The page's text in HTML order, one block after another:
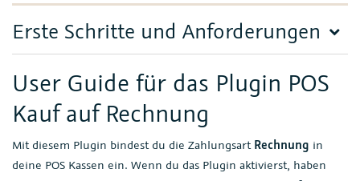
Erste Schritte und Anforderungen
User Guide für das Plugin POS
Kauf auf Rechnung
Mit diesem Plugin bindest du die Zahlungsart Rechnung in
deine POS Kassen ein. Wenn du das Plugin aktivierst, haben